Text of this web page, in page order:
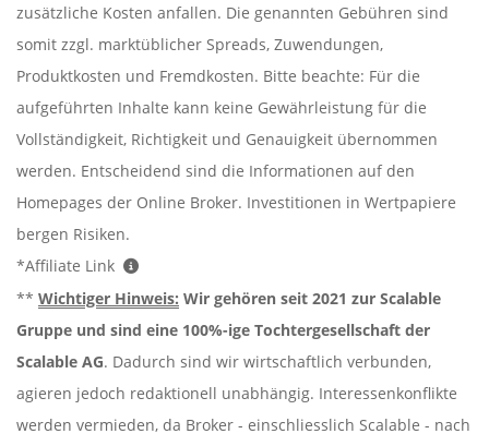
zusätzliche Kosten anfallen. Die genannten Gebühren sind
somit zzgl. marktüblicher Spreads, Zuwendungen,
Produktkosten und Fremdkosten. Bitte beachte: Für die
aufgeführten Inhalte kann keine Gewährleistung für die
Vollständigkeit, Richtigkeit und Genauigkeit übernommen
werden. Entscheidend sind die Informationen auf den
Homepages der Online Broker. Investitionen in Wertpapiere
bergen Risiken.
*Affiliate Link
** Wichtiger Hinweis: Wir gehören seit 2021 zur Scalable
Gruppe und sind eine 100%-ige Tochtergesellschaft der
Scalable AG. Dadurch sind wir wirtschaftlich verbunden,
agieren jedoch redaktionell unabhängig. Interessenkonflikte
werden vermieden, da Broker - einschliesslich Scalable - nach